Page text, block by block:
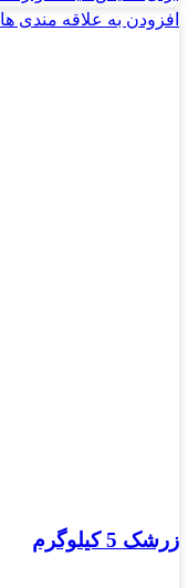
افزودن به علاقه مندی ها
زرشک 5 کیلوگرم